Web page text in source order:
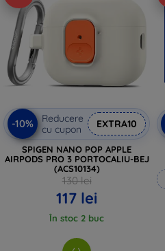
-10%
Reducere
cu cupon
EXTRA10
SPIGEN NANO POP APPLE
AIRPODS PRO 3 PORTOCALIU-BEJ
(ACS10134)
130 lei
117 lei
În stoc 2 buc